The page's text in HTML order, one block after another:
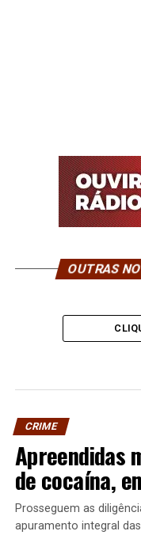
OUTRAS
CRIME
Apreendidas
de cocaína,
Prosseguem as
apuramento integral